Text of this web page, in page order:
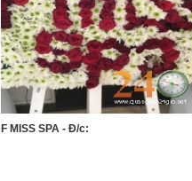
F MISS SPA - Đ/c: